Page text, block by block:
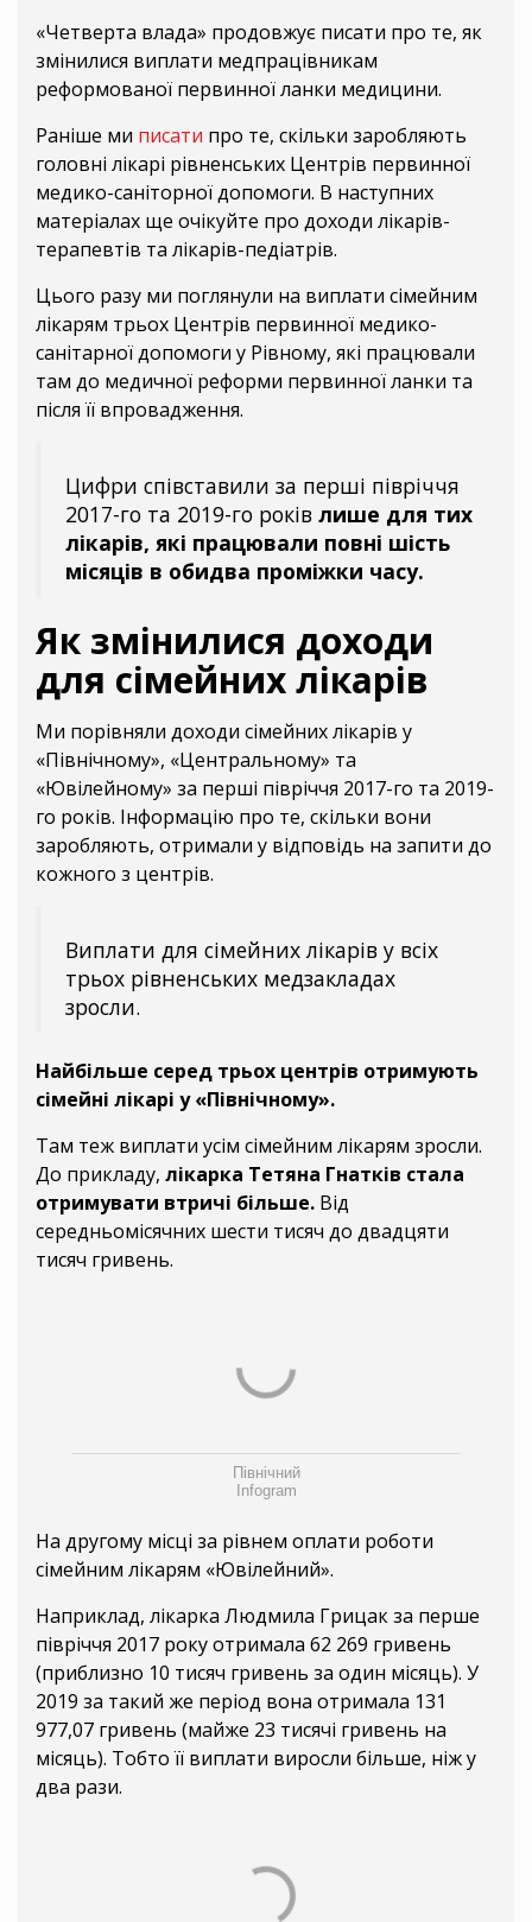
«Четверта влада» продовжує писати про те, як
змінилися виплати медпрацівникам
реформованої первинної ланки медицини.
Раніше ми писати про те, скільки заробляють
головні лікарі рівненських Центрів первинної
медико-саніторної допомоги. В наступних
матеріалах ще очікуйте про доходи лікарів-
терапевтів та лікарів-педіатрів.
Цього разу ми поглянули на виплати сімейним
лікарям трьох Центрів первинної медико-
санітарної допомоги у Рівному, які працювали
там до медичної реформи первинної ланки та
після її впровадження.
Цифри співставили за перші півріччя
2017-го та 2019-го років лише для тих
лікарів, які працювали повні шість
місяців в обидва проміжки часу.
Як змінилися доходи
для сімейних лікарів
Ми порівняли доходи сімейних лікарів у
«Північному», «Центральному» та
«Ювілейному» за перші півріччя 2017-го та 2019-
го років. Інформацію про те, скільки вони
заробляють, отримали у відповідь на запити до
кожного з центрів.
Виплати для сімейних лікарів у всіх
трьох рівненських медзакладах
зросли.
Найбільше серед трьох центрів отримують
сімейні лікарі у «Північному».
Там теж виплати усім сімейним лікарям зросли.
До прикладу, лікарка Тетяна Гнатків стала
отримувати втричі більше. Від
середньомісячних шести тисяч до двадцяти
тисяч гривень.
Північний
Infogram
На другому місці за рівнем оплати роботи
сімейним лікарям «Ювілейний».
Наприклад, лікарка Людмила Грицак за перше
півріччя 2017 року отримала 62 269 гривень
(приблизно 10 тисяч гривень за один місяць). У
2019 за такий же період вона отримала 131
977,07 гривень (майже 23 тисячі гривень на
місяць). Тобто її виплати виросли більше, ніж у
два рази.